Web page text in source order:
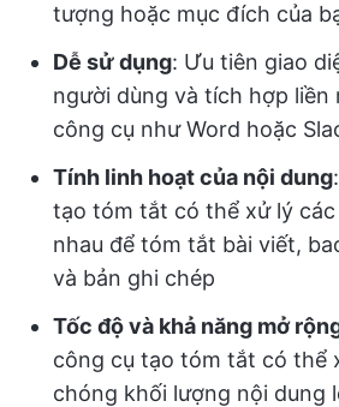
tượng hoặc mục đích của
Dễ sử dụng: Ưu tiên giao
người dùng và tích hợp liền
công cụ như Word hoặc
Tính linh hoạt của nội dung
tạo tóm tắt có thể xử lý
nhau để tóm tắt bài viết,
và bản ghi chép
Tốc độ và khả năng mở
công cụ tạo tóm tắt có thể
chóng khối lượng nội dung